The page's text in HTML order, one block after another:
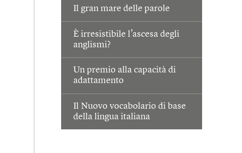
Il gran mare delle parole
È irresistibile l’ascesa degli
anglismi?
Un premio alla capacità di
adattamento
Il Nuovo vocabolario di base
della lingua italiana